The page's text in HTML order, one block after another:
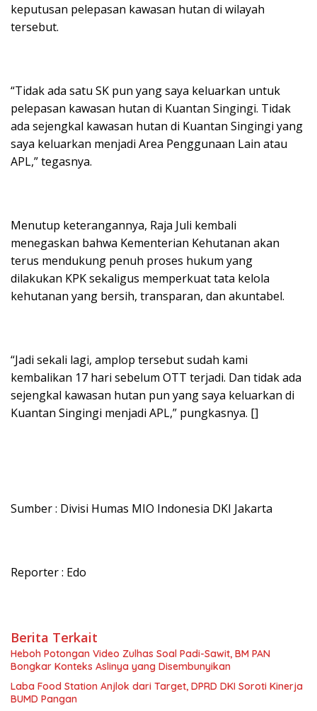
keputusan pelepasan kawasan hutan di wilayah
tersebut.
“Tidak ada satu SK pun yang saya keluarkan untuk
pelepasan kawasan hutan di Kuantan Singingi. Tidak
ada sejengkal kawasan hutan di Kuantan Singingi yang
saya keluarkan menjadi Area Penggunaan Lain atau
APL,” tegasnya.
Menutup keterangannya, Raja Juli kembali
menegaskan bahwa Kementerian Kehutanan akan
terus mendukung penuh proses hukum yang
dilakukan KPK sekaligus memperkuat tata kelola
kehutanan yang bersih, transparan, dan akuntabel.
“Jadi sekali lagi, amplop tersebut sudah kami
kembalikan 17 hari sebelum OTT terjadi. Dan tidak ada
sejengkal kawasan hutan pun yang saya keluarkan di
Kuantan Singingi menjadi APL,” pungkasnya. []
Sumber : Divisi Humas MIO Indonesia DKI Jakarta
Reporter : Edo
Berita Terkait
Heboh Potongan Video Zulhas Soal Padi-Sawit, BM PAN
Bongkar Konteks Aslinya yang Disembunyikan
Laba Food Station Anjlok dari Target, DPRD DKI Soroti Kinerja
BUMD Pangan